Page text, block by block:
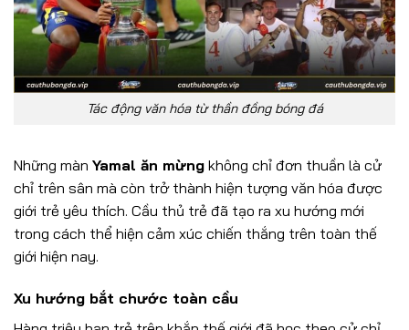
Tác động văn hóa từ thần đồng bóng đá
Những màn Yamal ăn mừng không chỉ đơn thuần là cử
chỉ trên sân mà còn trở thành hiện tượng văn hóa được
giới trẻ yêu thích. Cầu thủ trẻ đã tạo ra xu hướng mới
trong cách thể hiện cảm xúc chiến thắng trên toàn thế
giới hiện nay.
Xu hướng bắt chước toàn cầu